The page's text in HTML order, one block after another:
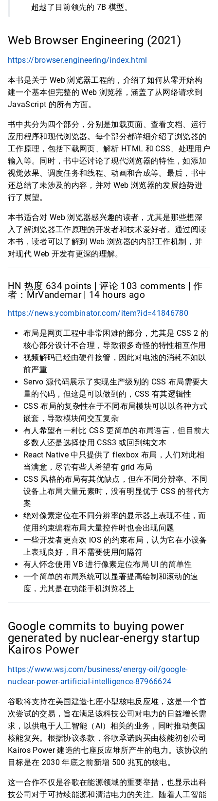
超越了目前领先的 7B 模型。
Web Browser Engineering (2021)
https://browser.engineering/index.html
本书是关于 Web 浏览器工程的，介绍了如何从零开始构
建一个基本但完整的 Web 浏览器，涵盖了从网络请求到
JavaScript 的所有方面。
书中共分为四个部分，分别是加载页面、查看文档、运行
应用程序和现代浏览器。每个部分都详细介绍了浏览器的
工作原理，包括下载网页、解析 HTML 和 CSS、处理用户
输入等。同时，书中还讨论了现代浏览器的特性，如添加
视觉效果、调度任务和线程、动画和合成等。最后，书中
还总结了未涉及的内容，并对 Web 浏览器的发展趋势进
行了展望。
本书适合对 Web 浏览器感兴趣的读者，尤其是那些想深
入了解浏览器工作原理的开发者和技术爱好者。通过阅读
本书，读者可以了解到 Web 浏览器的内部工作机制，并
对现代 Web 开发有更深的理解。
HN 热度 634 points | 评论 103 comments | 作
者：MrVandemar | 14 hours ago
https://news.ycombinator.com/item?id=41846780
布局是网页工程中非常困难的部分，尤其是 CSS 2 的
核心部分设计不合理，导致很多奇怪的特性相互作用
视频解码已经由硬件接管，因此对电池的消耗不如以
前严重
Servo 源代码展示了实现生产级别的 CSS 布局需要大
量的代码，但这是可以做到的，CSS 有其逻辑性
CSS 布局的复杂性在于不同布局模块可以以各种方式
嵌套，导致模块间交互复杂
有人希望有一种比 CSS 更简单的布局语言，但目前大
多数人还是选择使用 CSS3 或回到纯文本
React Native 中只提供了 flexbox 布局，人们对此相
当满意，尽管有些人希望有 grid 布局
CSS 风格的布局有其优缺点，但在不同分辨率、不同
设备上布局大量元素时，没有明显优于 CSS 的替代方
案
绝对像素定位在不同分辨率的显示器上表现不佳，而
使用约束编程布局大量控件时也会出现问题
一些开发者更喜欢 iOS 的约束布局，认为它在小设备
上表现良好，且不需要使用间隔符
有人怀念使用 VB 进行像素定位布局 UI 的简单性
一个简单的布局系统可以显著提高绘制和滚动的速
度，尤其是在功能手机浏览器上
Google commits to buying power
generated by nuclear-energy startup
Kairos Power
https://www.wsj.com/business/energy-oil/google-
nuclear-power-artificial-intelligence-87966624
谷歌将支持在美国建造七座小型核电反应堆，这是一个首
次尝试的交易，旨在满足该科技公司对电力的日益增长需
求，以供电于人工智能（AI）相关的业务，同时推动美国
核能复兴。根据协议条款，谷歌承诺购买由核能初创公司
Kairos Power 建造的七座反应堆所产生的电力。该协议的
目标是在 2030 年底之前新增 500 兆瓦的核电。
这一合作不仅是谷歌在能源领域的重要举措，也显示出科
技公司对于可持续能源和清洁电力的关注。随着人工智能